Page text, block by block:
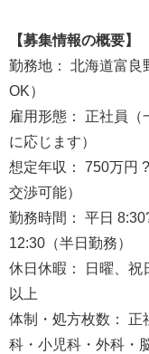
【募集情報の概要】
勤務地： 北海道富良
OK）
雇用形態： 正社員
に応じます）
想定年収： 750万円
交渉可能）
勤務時間： 平日
12:30（半日勤務）
休日休暇： 日曜、祝
以上
体制・処方枚数： 正
科・小児科・外科・